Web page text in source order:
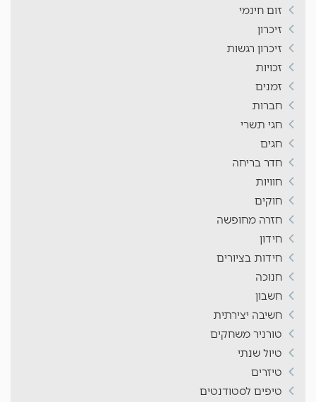
זום חינמי
זיכרון
זיכרון רגשות
זכויות
זמנים
חברות
חגי תשרי
חגים
חדר בריחה
חוויות
חוקים
חזרה מחופשה
חידון
חידות בציורים
חנוכה
חשבון
חשיבה יצירתית
טורניר משחקים
טיול שנתי
טיזרים
טיפים לסטודנטים